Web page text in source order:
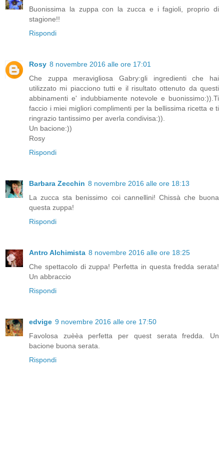
Buonissima la zuppa con la zucca e i fagioli, proprio di
stagione!!
Rispondi
Rosy 8 novembre 2016 alle ore 17:01
Che zuppa meravigliosa Gabry:gli ingredienti che hai
utilizzato mi piacciono tutti e il risultato ottenuto da questi
abbinamenti e' indubbiamente notevole e buonissimo:)).Ti
faccio i miei migliori complimenti per la bellissima ricetta e ti
ringrazio tantissimo per averla condivisa:)).
Un bacione:))
Rosy
Rispondi
Barbara Zecchin 8 novembre 2016 alle ore 18:13
La zucca sta benissimo coi cannellini! Chissà che buona
questa zuppa!
Rispondi
Antro Alchimista 8 novembre 2016 alle ore 18:25
Che spettacolo di zuppa! Perfetta in questa fredda serata!
Un abbraccio
Rispondi
edvige 9 novembre 2016 alle ore 17:50
Favolosa zuèèa perfetta per quest serata fredda. Un
bacione buona serata.
Rispondi